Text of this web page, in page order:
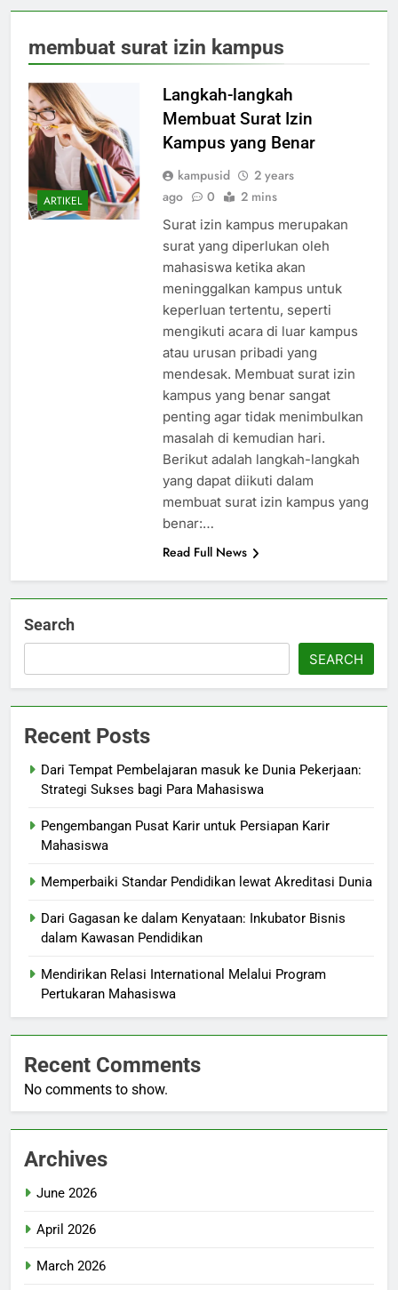
membuat surat izin kampus
ARTIKEL
Langkah-langkah
Membuat Surat Izin
Kampus yang Benar
kampusid
2 years
ago
0 2 mins
Surat izin kampus merupakan
surat yang diperlukan oleh
mahasiswa ketika akan
meninggalkan kampus untuk
keperluan tertentu, seperti
mengikuti acara di luar kampus
atau urusan pribadi yang
mendesak. Membuat surat izin
kampus yang benar sangat
penting agar tidak menimbulkan
masalah di kemudian hari.
Berikut adalah langkah-langkah
yang dapat diikuti dalam
membuat surat izin kampus yang
benar:…
Read Full News
Search
SEARCH
Recent Posts
Dari Tempat Pembelajaran masuk ke Dunia Pekerjaan:
Strategi Sukses bagi Para Mahasiswa
Pengembangan Pusat Karir untuk Persiapan Karir
Mahasiswa
Memperbaiki Standar Pendidikan lewat Akreditasi Dunia
Dari Gagasan ke dalam Kenyataan: Inkubator Bisnis
dalam Kawasan Pendidikan
Mendirikan Relasi International Melalui Program
Pertukaran Mahasiswa
Recent Comments
No comments to show.
Archives
June 2026
April 2026
March 2026